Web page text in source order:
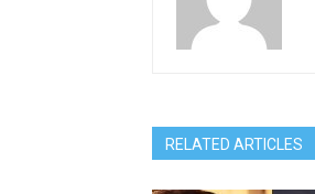
RELATED ARTICLES